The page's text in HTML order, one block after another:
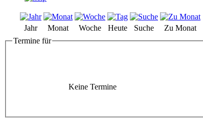
Jahr Monat Woche Heute Suche
Zu Monat
Termine für
Keine Termine